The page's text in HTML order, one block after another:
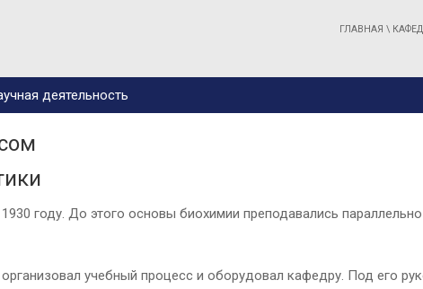
ГЛАВНАЯ \
деятельность
году. До этого основы биохимии преподавались
учебный процесс и оборудовал кафедру. Под его